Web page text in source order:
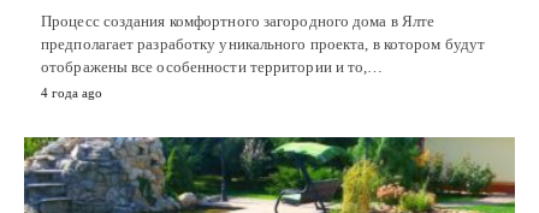
Процесс создания комфортного загородного дома в Ялте
предполагает разработку уникального проекта, в котором будут
отображены все особенности территории и то,…
4 года ago